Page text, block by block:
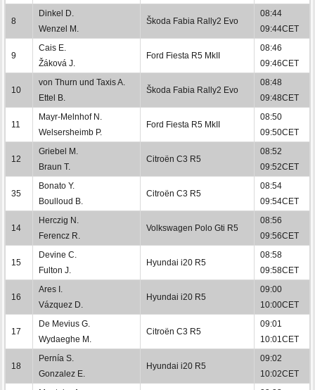
8
Dinkel D.
Wenzel M.
Škoda Fabia Rally2 Evo
08:44
09:44CET
9
Cais E.
Žáková J.
Ford Fiesta R5 MkII
08:46
09:46CET
10
von Thurn und Taxis A.
Ettel B.
Škoda Fabia Rally2 Evo
08:48
09:48CET
11
Mayr-Melnhof N.
Welsersheimb P.
Ford Fiesta R5 MkII
08:50
09:50CET
12
Griebel M.
Braun T.
Citroën C3 R5
08:52
09:52CET
35
Bonato Y.
Boulloud B.
Citroën C3 R5
08:54
09:54CET
14
Herczig N.
Ferencz R.
Volkswagen Polo Gti R5
08:56
09:56CET
15
Devine C.
Fulton J.
Hyundai i20 R5
08:58
09:58CET
16
Ares I.
Vázquez D.
Hyundai i20 R5
09:00
10:00CET
17
De Mevius G.
Wydaeghe M.
Citroën C3 R5
09:01
10:01CET
18
Pernía S.
Gonzalez E.
Hyundai i20 R5
09:02
10:02CET